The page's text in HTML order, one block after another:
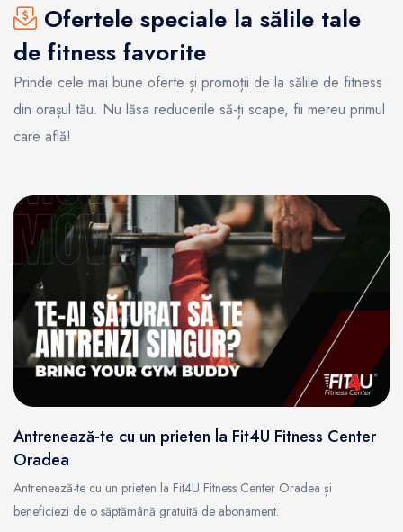
Ofertele speciale la sălile tale
de fitness favorite
Prinde cele mai bune oferte și promoții de la sălile de fitness
din orașul tău. Nu lăsa reducerile să-ți scape, fii mereu primul
care află!
Antrenează-te cu un prieten la Fit4U Fitness Center
Oradea
Antrenează-te cu un prieten la Fit4U Fitness Center Oradea și
beneficiezi de o săptămână gratuită de abonament.